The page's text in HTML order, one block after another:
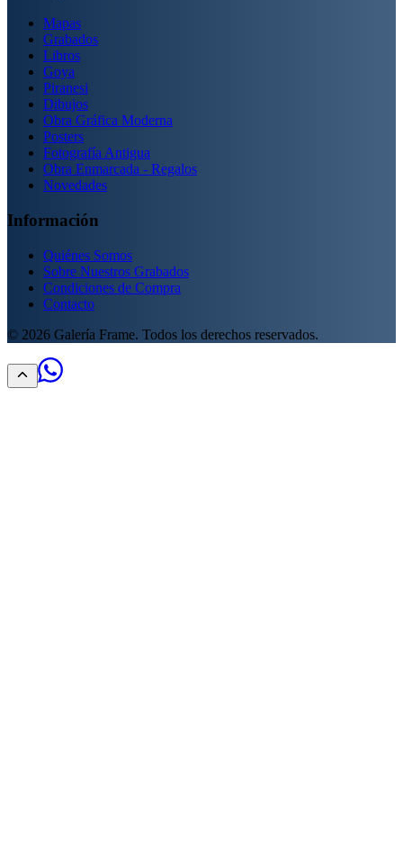
Mapas
Grabados
Libros
Goya
Piranesi
Dibujos
Obra Gráfica Moderna
Posters
Fotografía Antigua
Obra Enmarcada - Regalos
Novedades
Información
Quiénes Somos
Sobre Nuestros Grabados
Condiciones de Compra
Contacto
© 2026 Galería Frame. Todos los derechos reservados.